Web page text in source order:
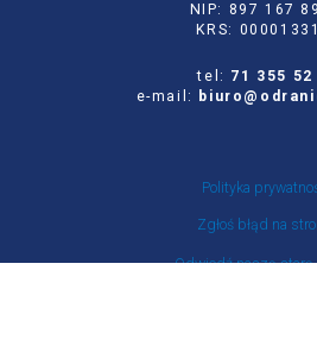
NIP: 897 167
KRS:
tel: 71 355 52
e-mail:
Polityka
Zgłoś błąd na
Odwiedź naszą starą